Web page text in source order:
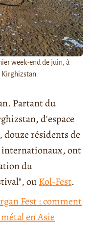
week-end de juin, à
Partant du
d'espace
résidents de
internationaux, ont
du
ouKol-Fest.
Fest : comment
en Asie